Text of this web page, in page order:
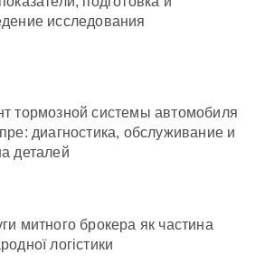
исследования
тормозной системы автомобиля
диагностика, обслуживание и
деталей
митного брокера як частина
логістики